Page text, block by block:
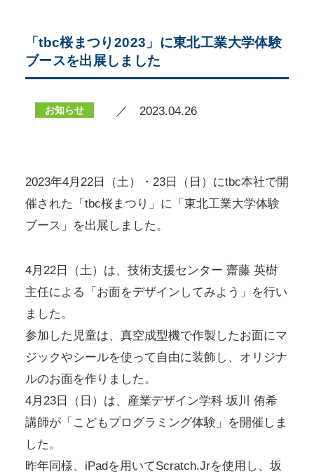
「tbc桜まつり2023」に東北工業大学体験
ブースを出展しました
お知らせ ／ 2023.04.26
2023年4月22日（土）・23日（日）にtbc本社で開
催された「tbc桜まつり」に「東北工業大学体験
ブース」を出展しました。
4月22日（土）は、技術支援センター 齋藤 英樹
主任による「お面をデザインしてみよう」を行い
ました。
参加した児童は、真空成型機で作製したお面にマ
ジックやシールを使って自由に装飾し、オリジナ
ルのお面を作りました。
4月23日（日）は、産業デザイン学科 坂川 侑希
講師が「こどもプログラミング体験」を開催しま
した。
昨年同様、iPadを用いてScratch.Jrを使用し、坂